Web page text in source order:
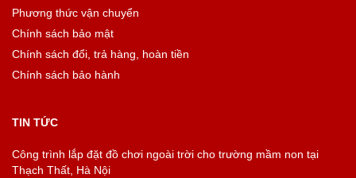
Phương thức vận chuyển
Chính sách bảo mật
Chính sách đổi, trả hàng, hoàn tiền
Chính sách bảo hành
TIN TỨC
Công trình lắp đặt đồ chơi ngoài trời cho trường mầm non tại
Thạch Thất, Hà Nội